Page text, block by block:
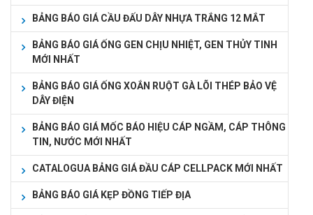
BẢNG BÁO GIÁ CẦU ĐẤU DÂY NHỰA TRẮNG 12 MẮT
BẢNG BÁO GIÁ ỐNG GEN CHỊU NHIỆT, GEN THỦY TINH
MỚI NHẤT
BẢNG BÁO GIÁ ỐNG XOẮN RUỘT GÀ LÕI THÉP BẢO VỆ
DÂY ĐIỆN
BẢNG BÁO GIÁ MỐC BÁO HIỆU CÁP NGẦM, CÁP THÔNG
TIN, NƯỚC MỚI NHẤT
CATALOGUA BẢNG GIÁ ĐẦU CÁP CELLPACK MỚI NHẤT
BẢNG BÁO GIÁ KẸP ĐỒNG TIẾP ĐỊA